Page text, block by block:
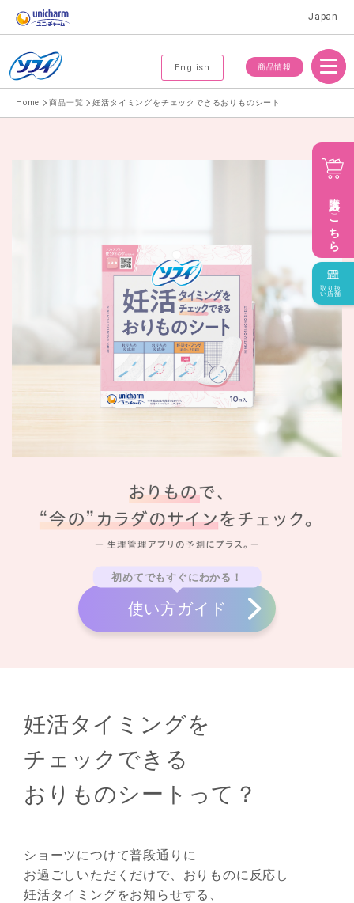
Japan
English 商品情報
Menu
Home 商品一覧 妊活タイミングをチェックできるおりものシート
初めてでもすぐにわかる！
使い方ガイド
妊活タイミングを
チェックできる
おりものシートって？
ショーツにつけて普段通りに
お過ごしいただくだけで、おりものに反応し
妊活タイミングをお知らせする、
購入はこちら
取り扱
い店舗